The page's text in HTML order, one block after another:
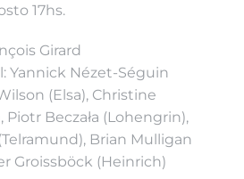
17hs.
Girard
Yannick Nézet-Séguin
(Elsa), Christine
Piotr Beczała (Lohengrin),
Brian Mulligan
Groissböck (Heinrich)